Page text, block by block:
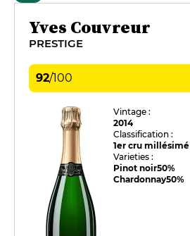
Yves Couvreur
PRESTIGE
92/100
Vintage :
2014
Classification :
1er cru millésimé
Varieties :
Pinot noir50%
Chardonnay50%